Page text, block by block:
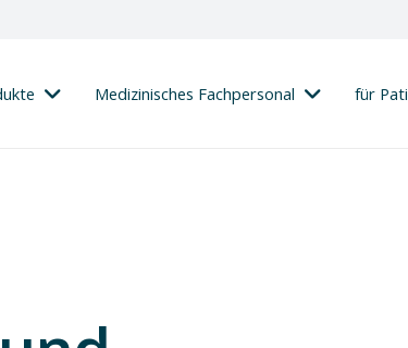
Medizinisches Fachpersonal für